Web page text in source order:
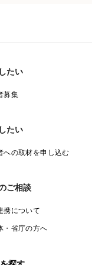
たい
募集
たい
への取材を申し込む
ご相談
携について
・省庁の方へ